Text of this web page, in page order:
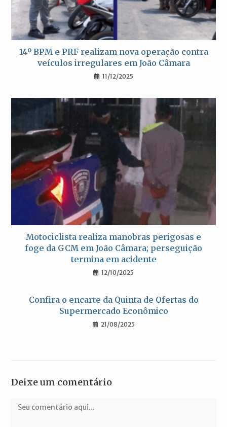
14º BPM e PRF realizam nova operação contra
veículos irregulares em João Câmara
11/12/2025
Motociclista realiza manobras perigosas e
foge da GCM em João Câmara; perseguição
termina em acidente
12/10/2025
Confira o encarte da Quinta de Ofertas do
Supermercado Econômico
21/08/2025
Deixe um comentário
Comentário